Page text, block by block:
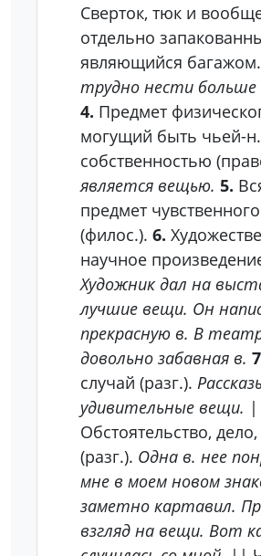
Сверток, тюк и
отдельно
являющийся багажом.
трудно нести больше
4. Предмет
могущий быть чьей-н.
собственностью
является вещью. 5.
предмет
(филос.). 6.
научное
Художник дал на
лучшие вещи. Он
прекрасную в. В
довольно забавная в.
случай (разг.).
удивительные вещи.
Обстоятельство,
(разг.). Одна в. нее
мне в моем новом
заметно картавил.
взгляд на вещи. Вот